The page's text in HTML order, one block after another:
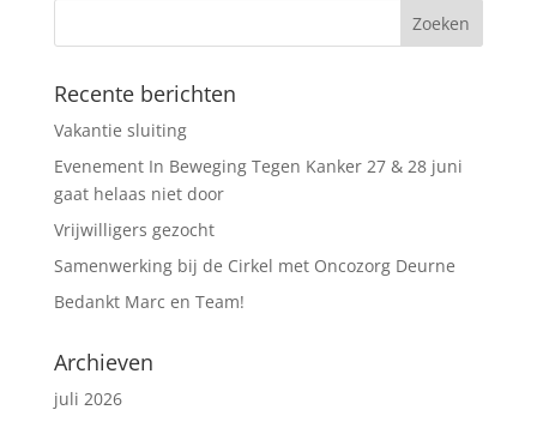
Recente berichten
Vakantie sluiting
Evenement In Beweging Tegen Kanker 27 & 28 juni
gaat helaas niet door
Vrijwilligers gezocht
Samenwerking bij de Cirkel met Oncozorg Deurne
Bedankt Marc en Team!
Archieven
juli 2026